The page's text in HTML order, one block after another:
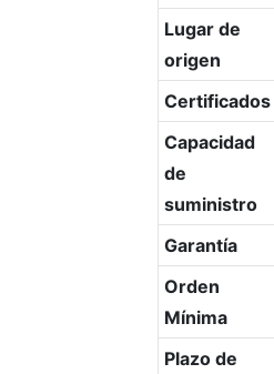
Lugar de
origen
Certificados
Capacidad
de
suministro
Garantía
Orden
Mínima
Plazo de